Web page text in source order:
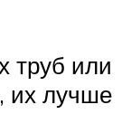
труб или
их лучше